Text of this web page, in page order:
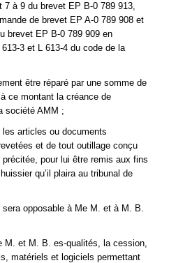
à 9 du brevet EP B-0 789 913,
de brevet EP A-0 789 908 et
brevet EP B-0 789 909 en
3 et L 613-4 du code de la
être réparé par une somme de
ce montant la créance de
société AMM ;
articles ou documents
et de tout outillage conçu
pour lui être remis aux fins
qu’il plaira au tribunal de
opposable à Me M. et à M. B.
M. et M. B. es-qualités, la cession,
matériels et logiciels permettant